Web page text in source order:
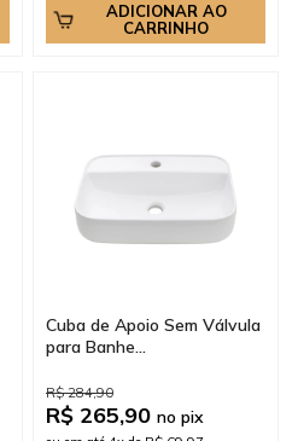
ADICIONAR AO
CARRINHO
Cuba de Apoio Sem Válvula
para Banhe...
R$ 284,90
R$ 265,90 no pix